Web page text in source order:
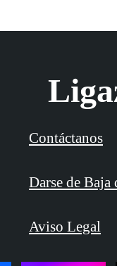
Contáctanos
Darse de
Aviso Legal